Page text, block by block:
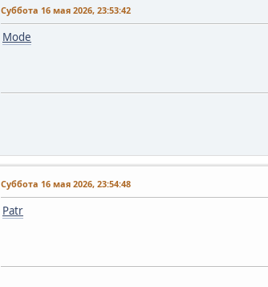
Суббота 16 мая 2026, 23:53:42
Mode
Суббота 16 мая 2026, 23:54:48
Patr